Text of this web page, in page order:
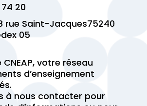
rue Saint-Jacques75240
05
74 20
votre réseau
d’enseignement
à nous contacter pour